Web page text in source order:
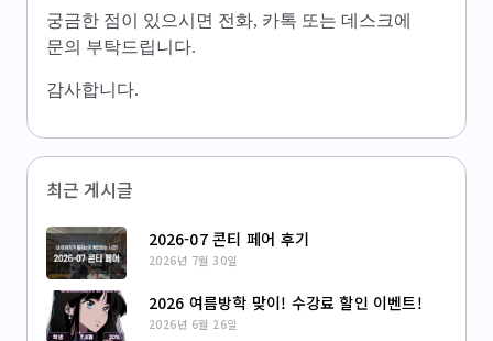
궁금한 점이 있으시면 전화, 카톡 또는 데스크에
문의 부탁드립니다.
감사합니다.
최근 게시글
2026-07 콘티 페어 후기
2026년 7월 30일
2026 여름방학 맞이! 수강료 할인 이벤트!
2026년 6월 26일